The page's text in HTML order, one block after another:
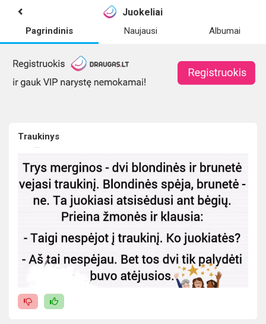
Juokeliai
Pagrindinis Naujausi Albumai
Traukinys